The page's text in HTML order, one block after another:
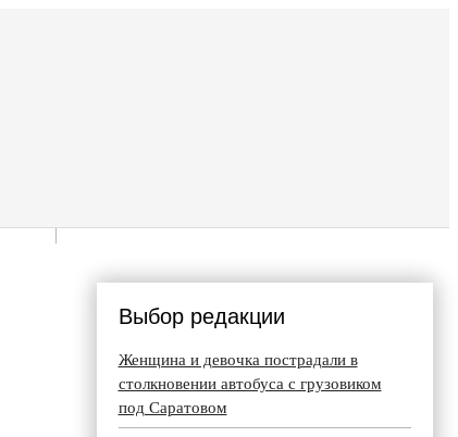
Выбор редакции
Женщина и девочка пострадали в
столкновении автобуса с грузовиком
под Саратовом